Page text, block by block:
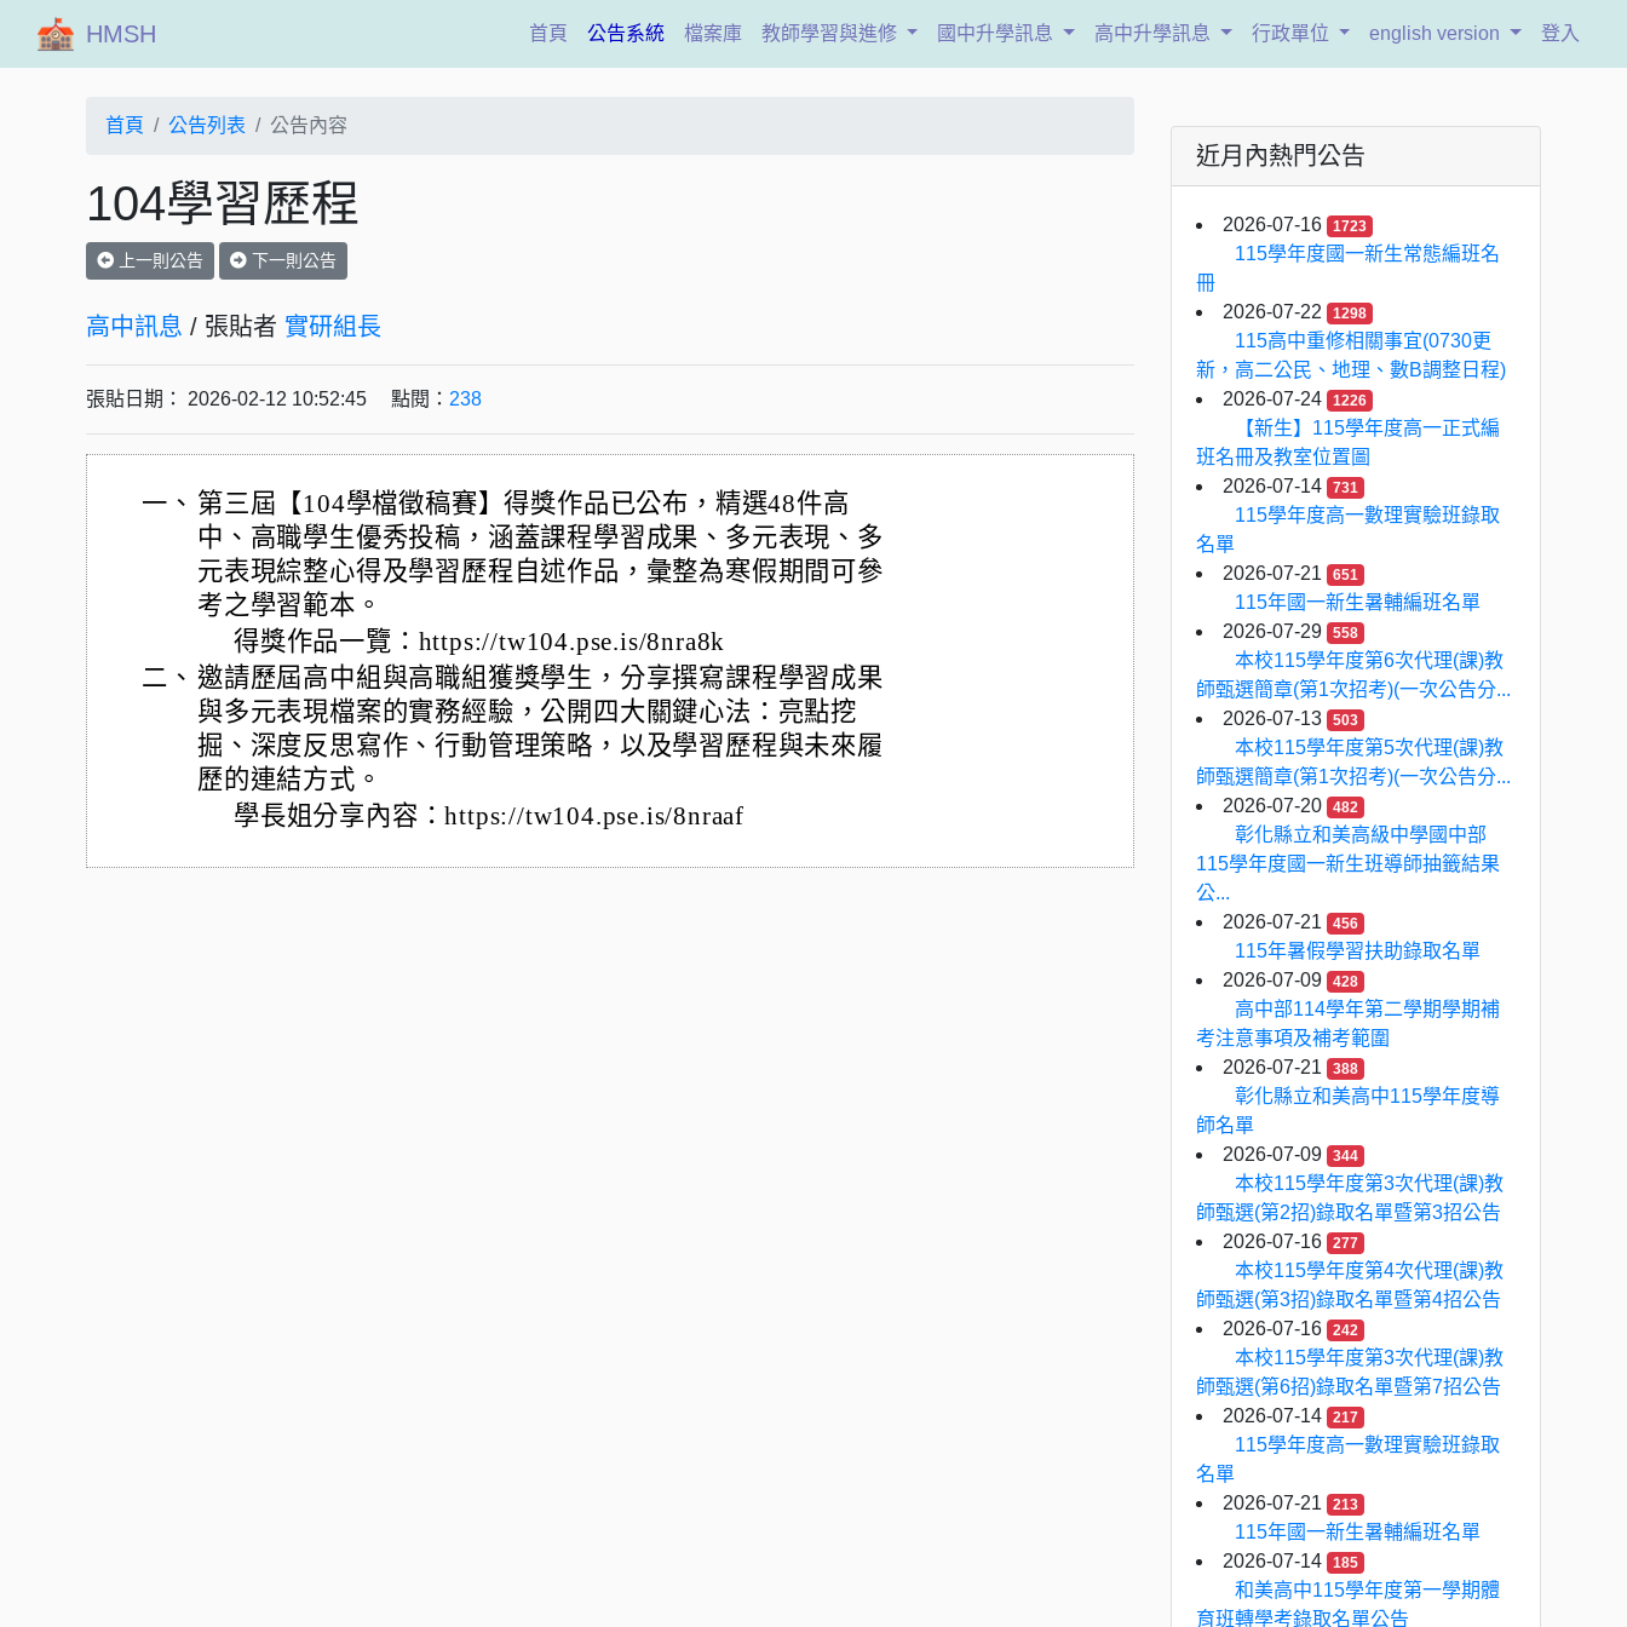
HMSH 首頁(current)
公告系統 檔案庫 教師學習與進修 國中升學訊息 高中升學訊息 行政單位 english version 登入
首頁 公告列表 公告內容
104學習歷程
上一則公告 下一則公告
高中訊息 / 張貼者 實研組長
張貼日期： 2026-02-12 10:52:45 點閱： 238
一、 第三屆【104學檔徵稿賽】得獎作品已公布，精選48件高
中、高職學生優秀投稿，涵蓋課程學習成果、多元表現、多
元表現綜整心得及學習歷程自述作品，彙整為寒假期間可參
考之學習範本。
得獎作品一覽：https://tw104.pse.is/8nra8k
二、 邀請歷屆高中組與高職組獲獎學生，分享撰寫課程學習成果
與多元表現檔案的實務經驗，公開四大關鍵心法：亮點挖
掘、深度反思寫作、行動管理策略，以及學習歷程與未來履
歷的連結方式。
學長姐分享內容：https://tw104.pse.is/8nraaf
近月內熱門公告
2026-07-16 1723
115學年度國一新生常態編班名
冊
2026-07-22
1298
115高中重修相關事宜(0730更
新，高二公民、地理、數B調整日程)
2026-07-24
1226
【新生】115學年度高一正式編
班名冊及教室位置圖
2026-07-14
731
115學年度高一數理實驗班錄取
名單
2026-07-21
651
115年國一新生暑輔編班名單
2026-07-29
558
本校115學年度第6次代理(課)教
師甄選簡章(第1次招考)(一次公告分...
2026-07-13
503
本校115學年度第5次代理(課)教
師甄選簡章(第1次招考)(一次公告分...
2026-07-20
482
彰化縣立和美高級中學國中部
115學年度國一新生班導師抽籤結果
公...
2026-07-21
456
115年暑假學習扶助錄取名單
2026-07-09
428
高中部114學年第二學期學期補
考注意事項及補考範圍
2026-07-21
388
彰化縣立和美高中115學年度導
師名單
2026-07-09
344
本校115學年度第3次代理(課)教
師甄選(第2招)錄取名單暨第3招公告
2026-07-16
277
本校115學年度第4次代理(課)教
師甄選(第3招)錄取名單暨第4招公告
2026-07-16
242
本校115學年度第3次代理(課)教
師甄選(第6招)錄取名單暨第7招公告
2026-07-14
217
115學年度高一數理實驗班錄取
名單
2026-07-21
213
115年國一新生暑輔編班名單
2026-07-14
185
和美高中115學年度第一學期體
育班轉學考錄取名單公告